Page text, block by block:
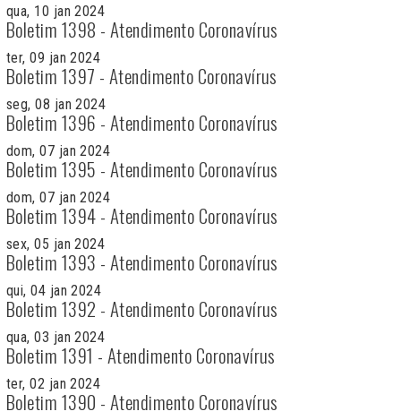
qua, 10 jan 2024
Boletim 1398 - Atendimento Coronavírus
ter, 09 jan 2024
Boletim 1397 - Atendimento Coronavírus
seg, 08 jan 2024
Boletim 1396 - Atendimento Coronavírus
dom, 07 jan 2024
Boletim 1395 - Atendimento Coronavírus
dom, 07 jan 2024
Boletim 1394 - Atendimento Coronavírus
sex, 05 jan 2024
Boletim 1393 - Atendimento Coronavírus
qui, 04 jan 2024
Boletim 1392 - Atendimento Coronavírus
qua, 03 jan 2024
Boletim 1391 - Atendimento Coronavírus
ter, 02 jan 2024
Boletim 1390 - Atendimento Coronavírus